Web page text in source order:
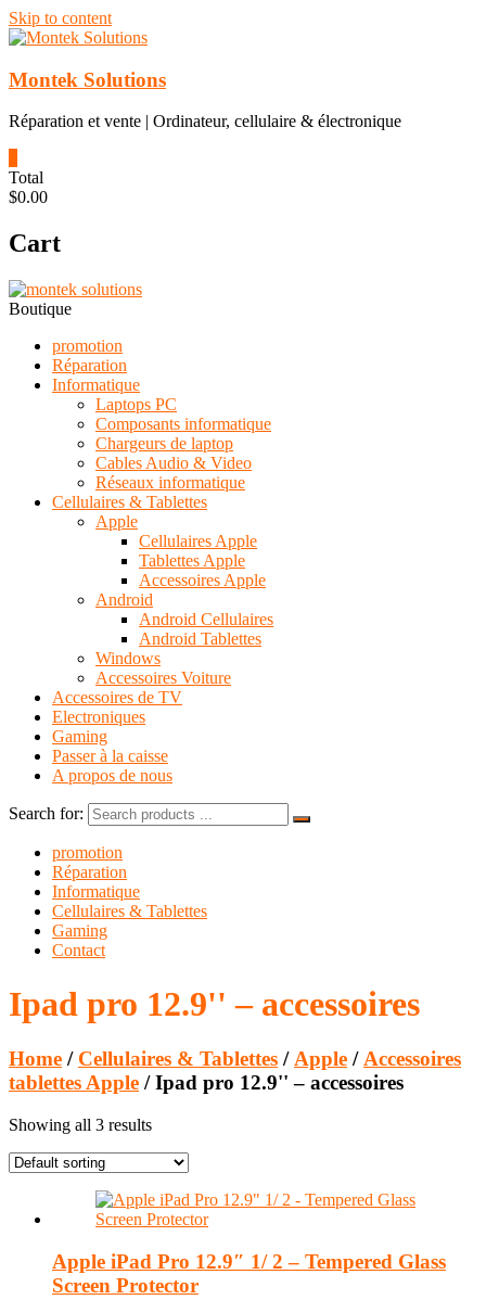
Skip to content
Montek Solutions
Réparation et vente | Ordinateur, cellulaire & électronique
Total
$0.00
Cart
Boutique
promotion
Réparation
Informatique
Laptops PC
Composants informatique
Chargeurs de laptop
Cables Audio & Video
Réseaux informatique
Cellulaires & Tablettes
Apple
Cellulaires Apple
Tablettes Apple
Accessoires Apple
Android
Android Cellulaires
Android Tablettes
Windows
Accessoires Voiture
Accessoires de TV
Electroniques
Gaming
Passer à la caisse
A propos de nous
Search for:
promotion
Réparation
Informatique
Cellulaires & Tablettes
Gaming
Contact
Ipad pro 12.9'' – accessoires
Home / Cellulaires & Tablettes / Apple / Accessoires
tablettes Apple / Ipad pro 12.9'' – accessoires
Showing all 3 results
Apple iPad Pro 12.9″ 1/ 2 – Tempered Glass
Screen Protector